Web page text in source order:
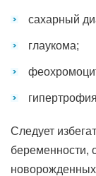
сахарный
глаукома;
Следует
беременности,